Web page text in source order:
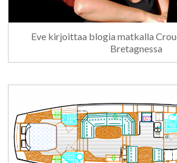
Eve kirjoittaa blogia matkalla
Bretagnessa